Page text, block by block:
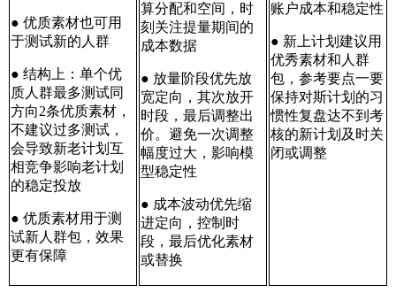
● 优质素材也可用
于测试新的人群
● 结构上：单个优
质人群最多测试同
方向2条优质素材，
不建议过多测试，
会导致新老计划互
相竞争影响老计划
的稳定投放
● 优质素材用于测
试新人群包，效果
更有保障
算分配和空间，时
刻关注提量期间的
成本数据
● 放量阶段优先放
宽定向，其次放开
时段，最后调整出
价。避免一次调整
幅度过大，影响模
型稳定性
● 成本波动优先缩
进定向，控制时
段，最后优化素材
或替换
账户成本和稳定性
● 新上计划建议用
优秀素材和人群
包，参考要点一要
保持对斯计划的习
惯性复盘达不到考
核的新计划及时关
闭或调整